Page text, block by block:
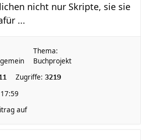
nicht nur Skripte, sie sie
...
Thema:
Buchprojekt
Zugriffe: 3219
auf